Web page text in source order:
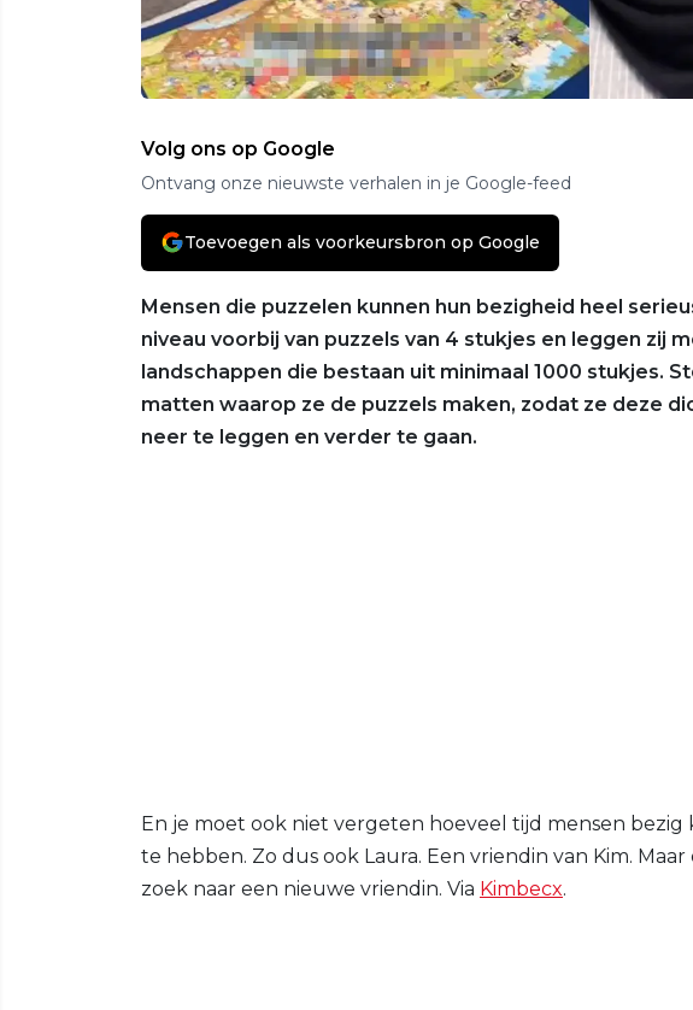
Volg ons op Google
Ontvang onze nieuwste verhalen in je Google-feed
Toevoegen als voorkeursbron op Google
Mensen die puzzelen kunnen hun bezigheid heel
niveau voorbij van puzzels van 4 stukjes en leggen zij
landschappen die bestaan uit minimaal 1000 stukjes.
matten waarop ze de puzzels maken, zodat ze deze
neer te leggen en verder te gaan.
En je moet ook niet vergeten hoeveel tijd mensen
te hebben. Zo dus ook Laura. Een vriendin van Kim.
zoek naar een nieuwe vriendin. Via Kimbecx.